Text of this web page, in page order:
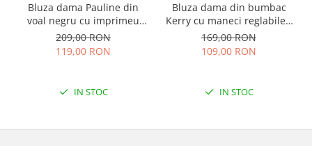
Bluza dama Pauline din
voal negru cu imprimeu
floral auriu
209,00 RON
119,00 RON
IN STOC
Bluza dama din bumbac
Kerry cu maneci reglabile -
Ecru
169,00 RON
109,00 RON
IN STOC